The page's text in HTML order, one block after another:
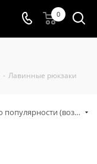
0
- Лавинные рюкзаки
По популярности (возрастание)